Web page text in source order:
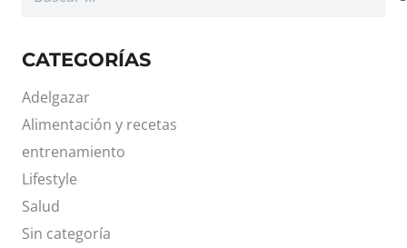
CATEGORÍAS
Adelgazar
Alimentación y recetas
entrenamiento
Lifestyle
Salud
Sin categoría